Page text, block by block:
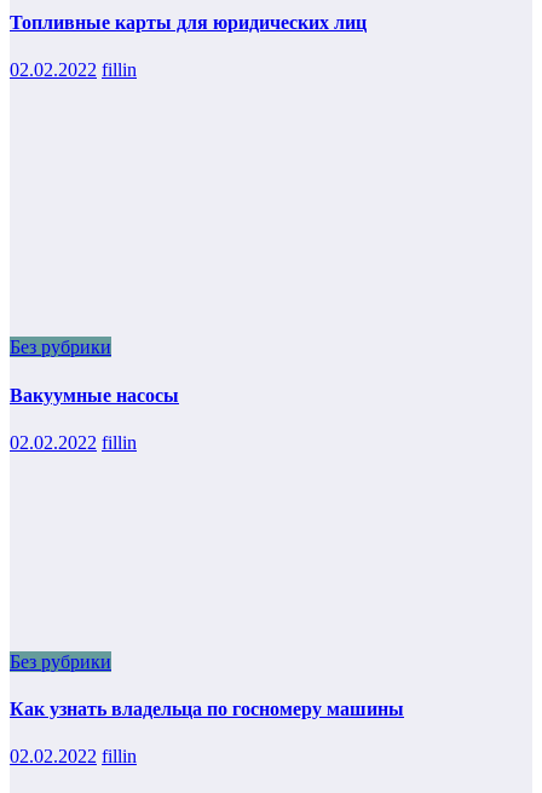
Топливные карты для юридических лиц
02.02.2022 fillin
Без рубрики
Вакуумные насосы
02.02.2022 fillin
Без рубрики
Как узнать владельца по госномеру машины
02.02.2022 fillin